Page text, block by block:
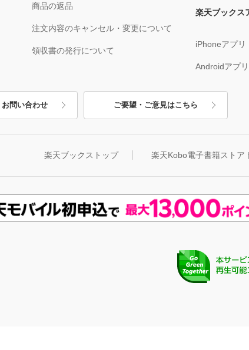
商品の返品
注文内容のキャンセル・変更について
領収書の発行について
楽天ブックス
iPhoneアプリ
Androidアプリ
お問い合わせ ご要望・ご意見はこちら
楽天ブックストップ 楽天Kobo電子書籍ストア